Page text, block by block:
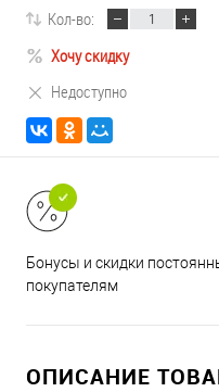
Кол-во:
Хочу скидку
Недоступно
Бонусы и скидки
покупателям
ОПИСАНИЕ